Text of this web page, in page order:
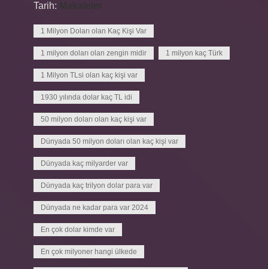
Tarih:
1 Milyon Doları olan Kaç Kişi Var
1 milyon doları olan zengin midir 1 milyon kaç Türk
1 Milyon TLsi olan kaç kişi var
1930 yılında dolar kaç TL idi
50 milyon doları olan kaç kişi var
Dünyada 50 milyon doları olan kaç kişi var
Dünyada kaç milyarder var
Dünyada kaç trilyon dolar para var
Dünyada ne kadar para var 2024
En çok dolar kimde var
En çok milyoner hangi ülkede